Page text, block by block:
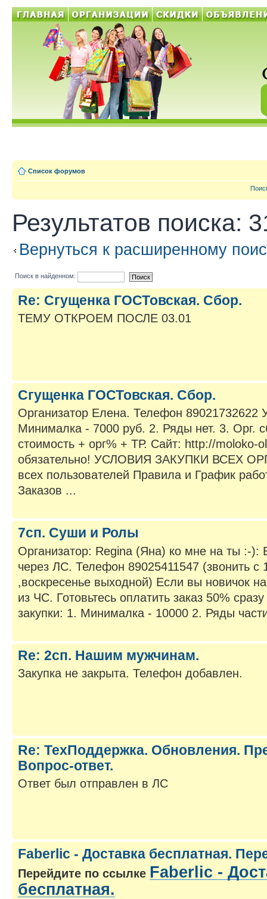
Список форумов
Результатов поиска:
Вернуться к расширенному
Поиск в найденном:
Re: Сгущенка ГОСТовская. Сбор.
ТЕМУ ОТКРОЕМ ПОСЛЕ 03.01
Сгущенка ГОСТовская. Сбор.
Организатор Елена. Телефон 89021732622
Минималка - 7000 руб. 2. Ряды нет. 3. Орг.
стоимость + орг% + ТР. Сайт: http://moloko-
обязательно! УСЛОВИЯ ЗАКУПКИ ВСЕХ
всех пользователей Правила и График
Заказов ...
7сп. Суши и Ролы
Организатор: Regina (Яна) ко мне на ты :-
через ЛС. Телефон 89025411547 (звонить с
,воскресенье выходной) Если вы новичок
из ЧС. Готовьтесь оплатить заказ 50%
закупки: 1. Минималка - 10000 2. Ряды
Re: 2сп. Нашим мужчинам.
Закупка не закрыта. Телефон добавлен.
Re: ТехПоддержка. Обновления.
Вопрос-ответ.
Ответ был отправлен в ЛС
Faberlic - Доставка бесплатная.
Перейдите по ссылке Faberlic -
бесплатная.